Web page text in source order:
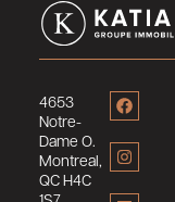
4653
Notre-
Dame O.
Montreal,
QC H4C